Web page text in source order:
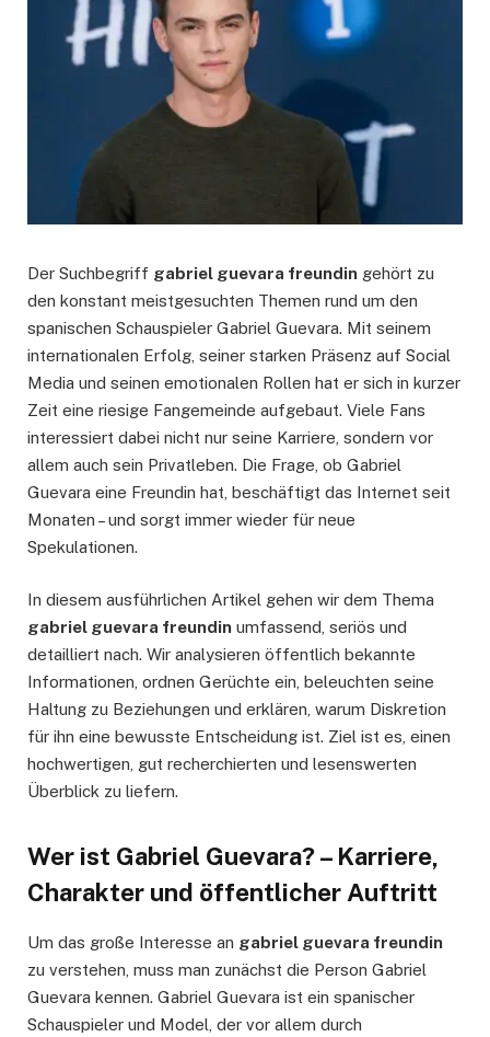
Der Suchbegriff gabriel guevara freundin gehört zu
den konstant meistgesuchten Themen rund um den
spanischen Schauspieler Gabriel Guevara. Mit seinem
internationalen Erfolg, seiner starken Präsenz auf Social
Media und seinen emotionalen Rollen hat er sich in kurzer
Zeit eine riesige Fangemeinde aufgebaut. Viele Fans
interessiert dabei nicht nur seine Karriere, sondern vor
allem auch sein Privatleben. Die Frage, ob Gabriel
Guevara eine Freundin hat, beschäftigt das Internet seit
Monaten – und sorgt immer wieder für neue
Spekulationen.
In diesem ausführlichen Artikel gehen wir dem Thema
gabriel guevara freundin umfassend, seriös und
detailliert nach. Wir analysieren öffentlich bekannte
Informationen, ordnen Gerüchte ein, beleuchten seine
Haltung zu Beziehungen und erklären, warum Diskretion
für ihn eine bewusste Entscheidung ist. Ziel ist es, einen
hochwertigen, gut recherchierten und lesenswerten
Überblick zu liefern.
Wer ist Gabriel Guevara? – Karriere,
Charakter und öffentlicher Auftritt
Um das große Interesse an gabriel guevara freundin
zu verstehen, muss man zunächst die Person Gabriel
Guevara kennen. Gabriel Guevara ist ein spanischer
Schauspieler und Model, der vor allem durch